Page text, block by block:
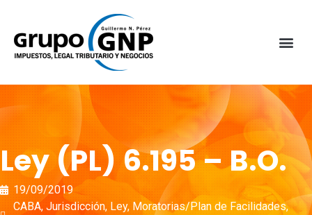
Ley (PL) 6.195 – B.O.
19/09/2019
CABA, Jurisdicción, Ley, Moratorias/Plan de Facilidades,